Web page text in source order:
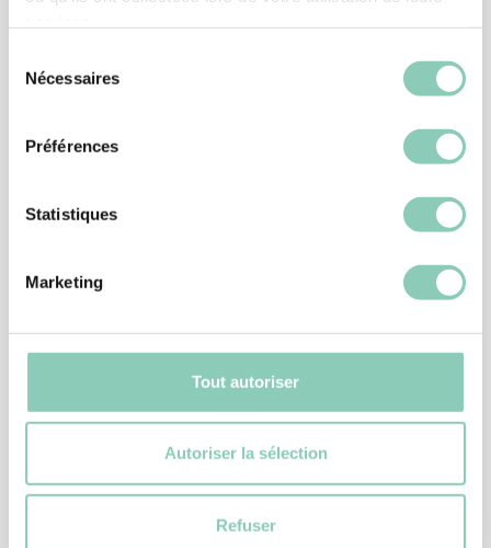
Nécessaires
Préférences
Statistiques
Marketing
Tout autoriser
Autoriser la sélection
Refuser
STIEFEL CHAUME